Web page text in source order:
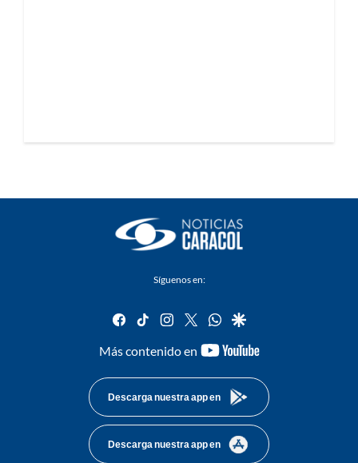
Síguenos en:
facebook
tiktok instagram
twitterwhatsapp
google
Más contenido en
youtube-
Descarga nuestra app en
Descarga nuestra app en